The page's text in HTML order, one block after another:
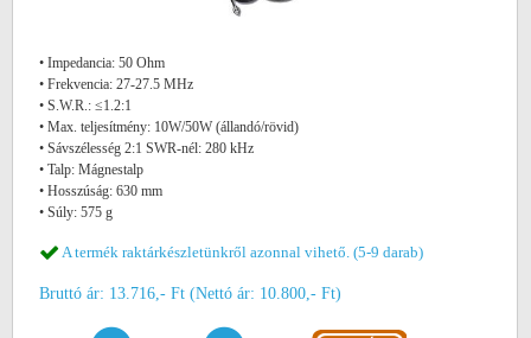
• Impedancia: 50 Ohm
• Frekvencia: 27-27.5 MHz
• S.W.R.: ≤1.2:1
• Max. teljesítmény: 10W/50W (állandó/rövid)
• Sávszélesség 2:1 SWR-nél: 280 kHz
• Talp: Mágnestalp
• Hosszúság: 630 mm
• Súly: 575 g
A termék raktárkészletünkről azonnal vihető. (5-9 darab)
Bruttó ár: 13.716,- Ft (Nettó ár: 10.800,- Ft)